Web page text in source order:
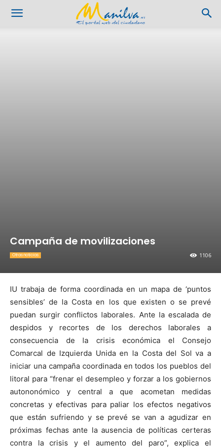
Campaña de movilizaciones
1106
Otras noticias
IU trabaja de forma coordinada en un mapa de ‘puntos
sensibles’ de la Costa en los que existen o se prevé
puedan surgir conflictos laborales. Ante la escalada de
despidos y recortes de los derechos laborales a
consecuencia de la crisis económica el Consejo
Comarcal de Izquierda Unida en la Costa del Sol va a
iniciar una campaña coordinada en todos los pueblos del
litoral para “frenar el desempleo y forzar a los gobiernos
autononómico y central a que acometan medidas
concretas y efectivas para paliar los efectos negativos
que están sufriendo y se prevé se van a agudizar en
próximas fechas ante la ausencia de políticas certeras
contra la crisis y el aumento del paro”, explica el